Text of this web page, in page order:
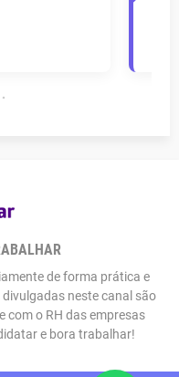
de forma prática e
neste canal são
com o RH das empresas
e bora trabalhar!